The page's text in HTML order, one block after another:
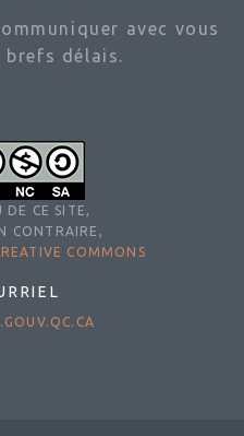
avec vous
brefs délais.
DE CE SITE,
CONTRAIRE,
COMMONS